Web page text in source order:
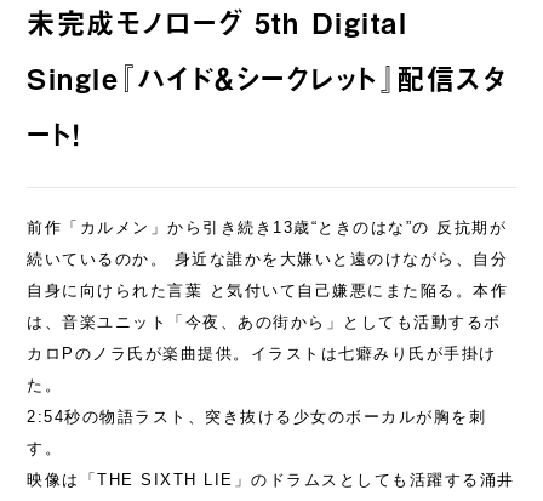
未完成モノローグ 5th Digital
Single『ハイド＆シークレット』配信スタ
ート！
前作「カルメン」から引き続き13歳“ときのはな”の 反抗期が
続いているのか。 身近な誰かを大嫌いと遠のけながら、自分
自身に向けられた言葉 と気付いて自己嫌悪にまた陥る。本作
は、音楽ユニット「今夜、あの街から」としても活動するボ
カロPのノラ氏が楽曲提供。イラストは七癖みり氏が手掛け
た。
2:54秒の物語ラスト、突き抜ける少女のボーカルが胸を刺
す。
映像は「THE SIXTH LIE」のドラムスとしても活躍する涌井